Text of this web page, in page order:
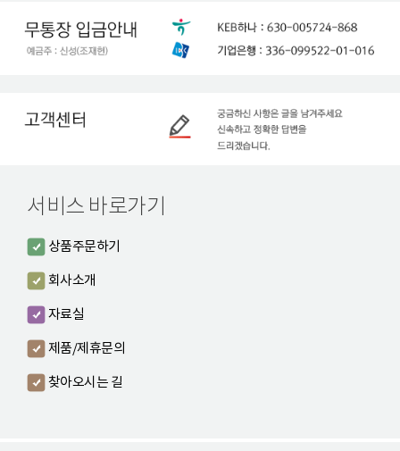
서비스 바로가기
상품주문하기
회사소개
자료실
제품/제휴문의
찾아오시는 길